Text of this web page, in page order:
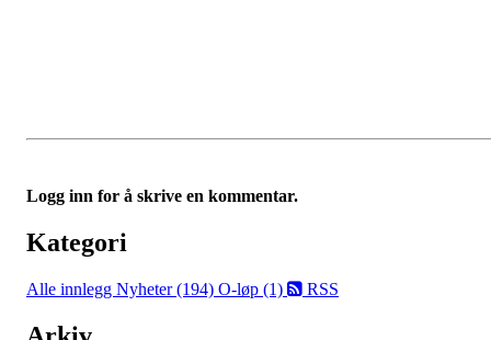
Logg inn for å skrive en kommentar.
Kategori
Alle innlegg Nyheter (194) O-løp (1) RSS